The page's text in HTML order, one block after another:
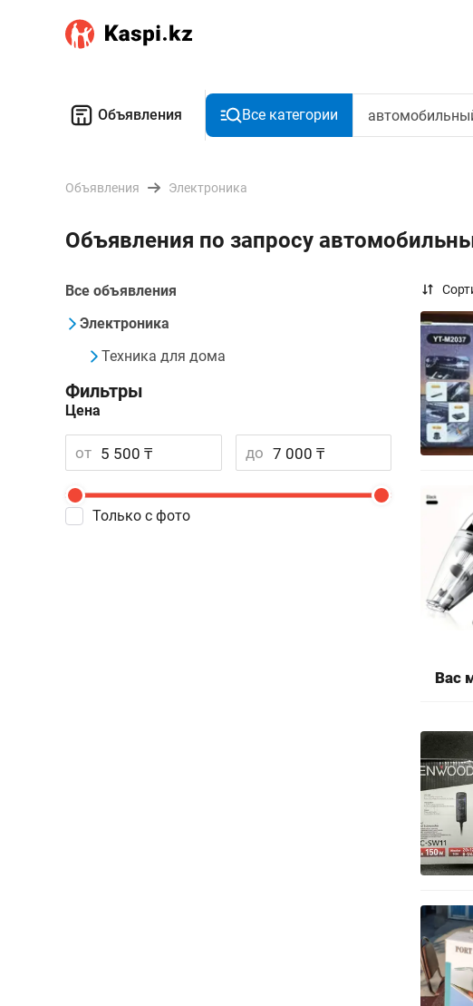
Объявления Все категории
Объявления Электроника
Объявления по запросу
Все объявления
Электроника
Техника для дома
Фильтры
Цена
от до
Только с фото
Вас